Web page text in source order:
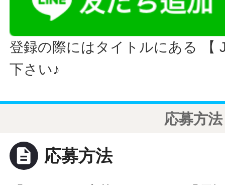
登録の際にはタイトルにある 【
下さい♪
応募方法
description 応募方法